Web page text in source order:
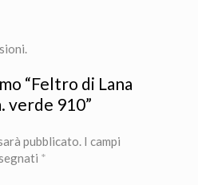
“Feltro di Lana
verde 910”
pubblicato. I campi
*